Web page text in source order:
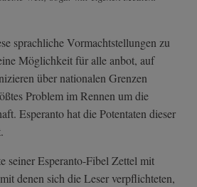
sprachliche Vormachtstellungen zu
Möglichkeit für alle anbot, auf
über nationalen Grenzen
Problem im Rennen um die
Esperanto hat die Potentaten dieser
seiner Esperanto-Fibel Zettel mit
denen sich die Leser verpflichteten,